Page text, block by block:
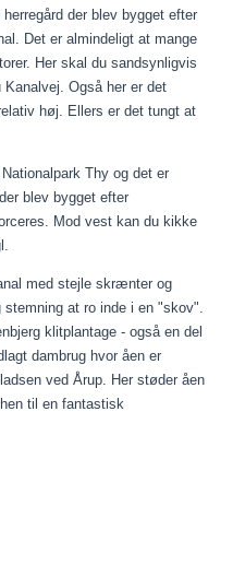
der blev bygget efter
Det er almindeligt at mange
Her skal du sandsynligvis
Også her er det
høj. Ellers er det tungt at
Thy og det er
blev bygget efter
Mod vest kan du kikke
med stejle skrænter og
at ro inde i en "skov".
klitplantage - også en del
dambrug hvor åen er
ved Årup. Her støder åen
til en fantastisk